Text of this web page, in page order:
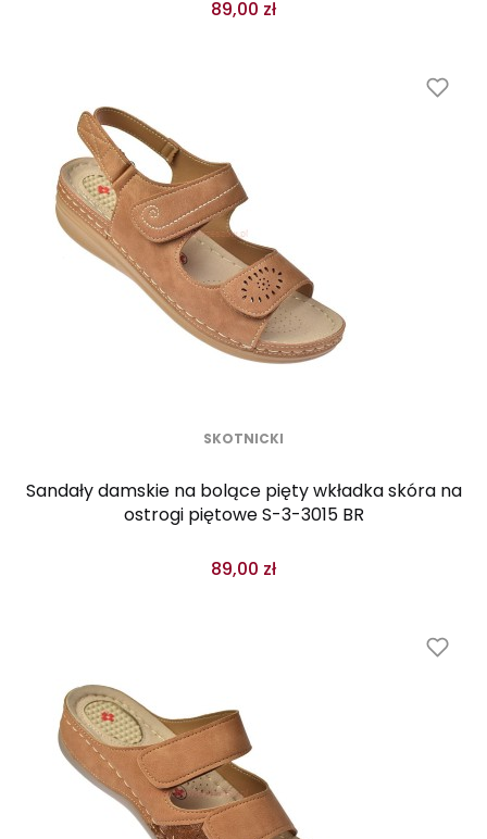
89,00 zł
SKOTNICKI
Sandały damskie na bolące pięty wkładka skóra na
ostrogi piętowe S-3-3015 BR
89,00 zł